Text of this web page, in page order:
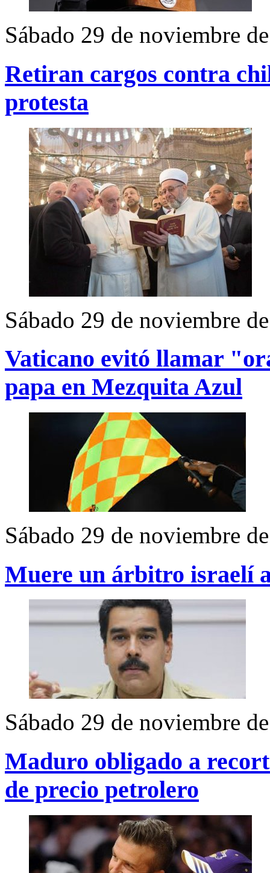
Sábado 29 de noviembre
Retiran cargos contra
protesta
Sábado 29 de noviembre
Vaticano evitó llamar
papa en Mezquita Azul
Sábado 29 de noviembre
Muere un árbitro israelí
Sábado 29 de noviembre
Maduro obligado a
de precio petrolero